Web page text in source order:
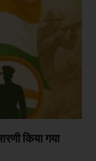
किया गया